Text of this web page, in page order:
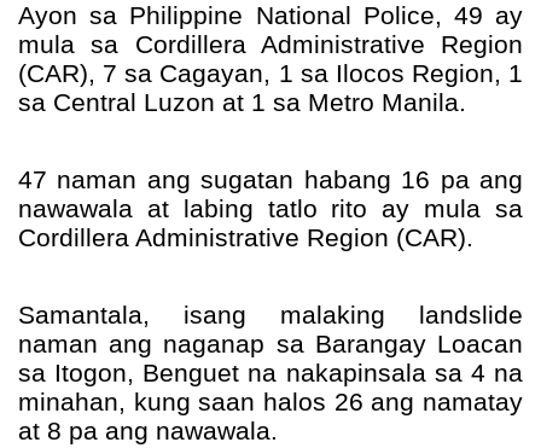
Ayon sa Philippine National Police, 49 ay
mula sa Cordillera Administrative Region
(CAR), 7 sa Cagayan, 1 sa Ilocos Region, 1
sa Central Luzon at 1 sa Metro Manila.
47 naman ang sugatan habang 16 pa ang
nawawala at labing tatlo rito ay mula sa
Cordillera Administrative Region (CAR).
Samantala, isang malaking landslide
naman ang naganap sa Barangay Loacan
sa Itogon, Benguet na nakapinsala sa 4 na
minahan, kung saan halos 26 ang namatay
at 8 pa ang nawawala.